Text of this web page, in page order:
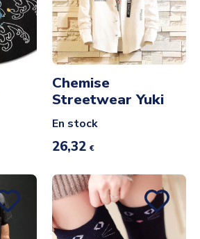
Chemise
Streetwear Yuki
En stock
26,32 €